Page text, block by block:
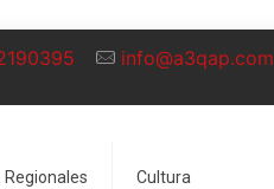
info@a3qap.com
Regionales Cultura